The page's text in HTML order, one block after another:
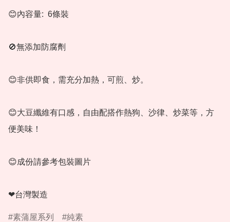
😊內容量:  6條裝
🚫無添加防腐劑
😊非供即食，需充分加熱，可煎、炒。
😊大豆纖維有口感，自由配搭作熱狗、沙律、炒菜等，方
便美味！
😊成份請參考包裝圖片
❤台灣製造
素蒲屋系列 純素